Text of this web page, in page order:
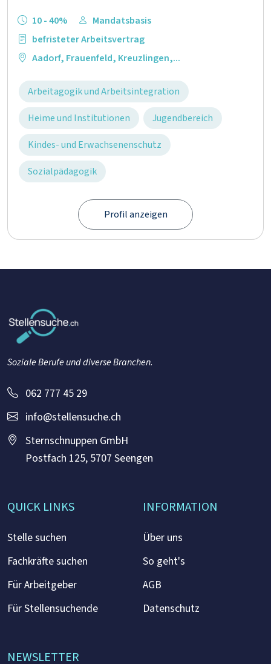
10 - 40%
Mandatsbasis
befristeter Arbeitsvertrag
Aadorf, Frauenfeld, Kreuzlingen,...
Arbeitagogik und Arbeitsintegration
Heime und Institutionen
Jugendbereich
Kindes- und Erwachsenenschutz
Sozialpädagogik
Profil anzeigen
Soziale Berufe und diverse Branchen.
062 777 45 29
info@stellensuche.ch
Sternschnuppen GmbH
Postfach 125, 5707 Seengen
QUICK LINKS
Stelle suchen
Fachkräfte suchen
Für Arbeitgeber
Für Stellensuchende
INFORMATION
Über uns
So geht's
AGB
Datenschutz
NEWSLETTER